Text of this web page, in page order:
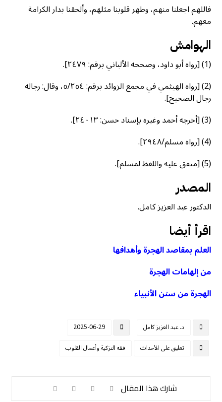
فاللهم اجعلنا منهم، وطهر قلوبنا مثلهم، وألحقنا بدار الكرامة
معهم.
الهوامش
(1) [رواه أبو داود، وصححه الألباني برقم: ٢٤٧٩].
(2) [رواه الهيثمي في مجمع الزوائد برقم: ٥/٢٥٤، وقال: رجاله
رجال الصحيح].
(3) [أخرجه أحمد وغيره بإسناد حسن: ٢٤٠١٣].
(4) [رواه مسلم/٢٩٤٨].
(5) [متفق عليه واللفظ لمسلم].
المصدر
الدكتور عبد العزيز كامل.
اقرأ أيضا
العلم بمقاصد الهجرة وأهدافها
من إلهامات الهجرة
الهجرة من سنن الأنبياء
د. عبد العزيز كامل
2025-06-29
تعليق على الأحداث
فقه التزكية وأعمال القلوب